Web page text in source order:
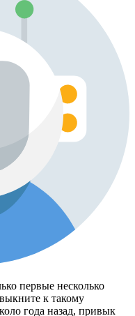
первые несколько
к такому
года назад, привык